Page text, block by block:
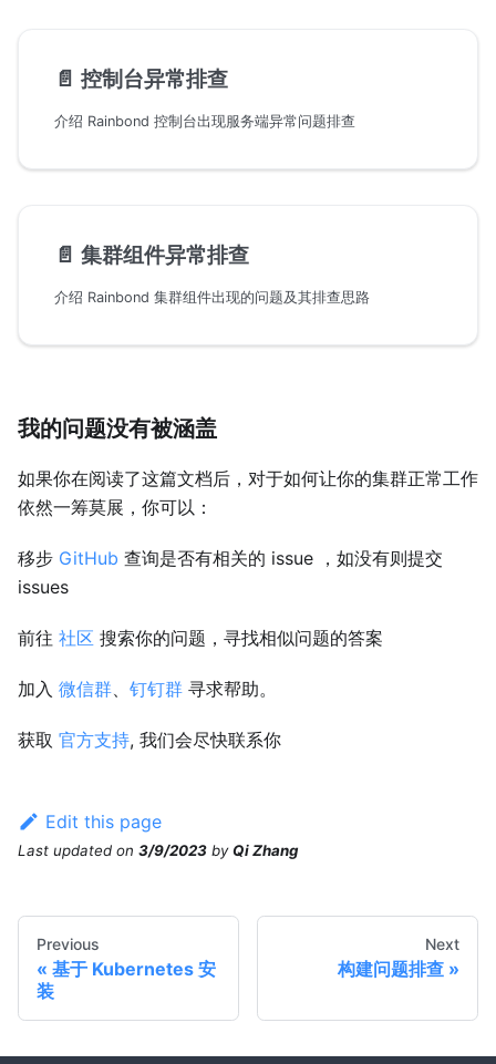
📄️ 控制台异常排查
介绍 Rainbond 控制台出现服务端异常问题排查
📄️ 集群组件异常排查
介绍 Rainbond 集群组件出现的问题及其排查思路
我的问题没有被涵盖
如果你在阅读了这篇文档后，对于如何让你的集群正常工作
依然一筹莫展，你可以：
移步 GitHub 查询是否有相关的 issue ，如没有则提交
issues
前往 社区 搜索你的问题，寻找相似问题的答案
加入 微信群、 钉钉群 寻求帮助。
获取 官方支持, 我们会尽快联系你
Edit this page
Last updated on 3/9/2023 byQi Zhang
Previous
基于 Kubernetes 安
装
Next
构建问题排查